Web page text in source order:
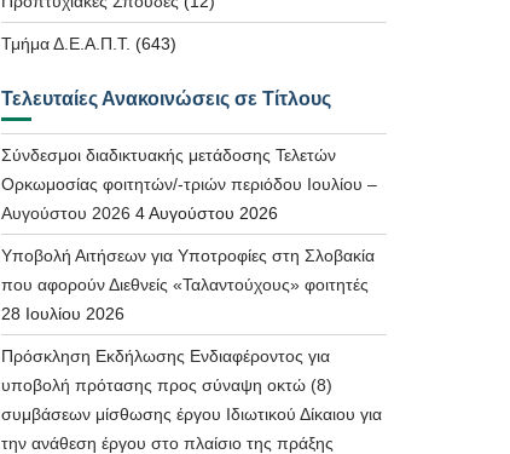
Τμήμα Δ.Ε.Α.Π.Τ. (643)
Τελευταίες Ανακοινώσεις σε Τίτλους
Σύνδεσμοι διαδικτυακής μετάδοσης Τελετών
Ορκωμοσίας φοιτητών/-τριών περιόδου Ιουλίου –
Αυγούστου 2026 4 Αυγούστου 2026
Υποβολή Αιτήσεων για Υποτροφίες στη Σλοβακία
που αφορούν Διεθνείς «Ταλαντούχους» φοιτητές
28 Ιουλίου 2026
Πρόσκληση Εκδήλωσης Ενδιαφέροντος για
υποβολή πρότασης προς σύναψη οκτώ (8)
συμβάσεων μίσθωσης έργου Ιδιωτικού Δίκαιου για
την ανάθεση έργου στο πλαίσιο της πράξης